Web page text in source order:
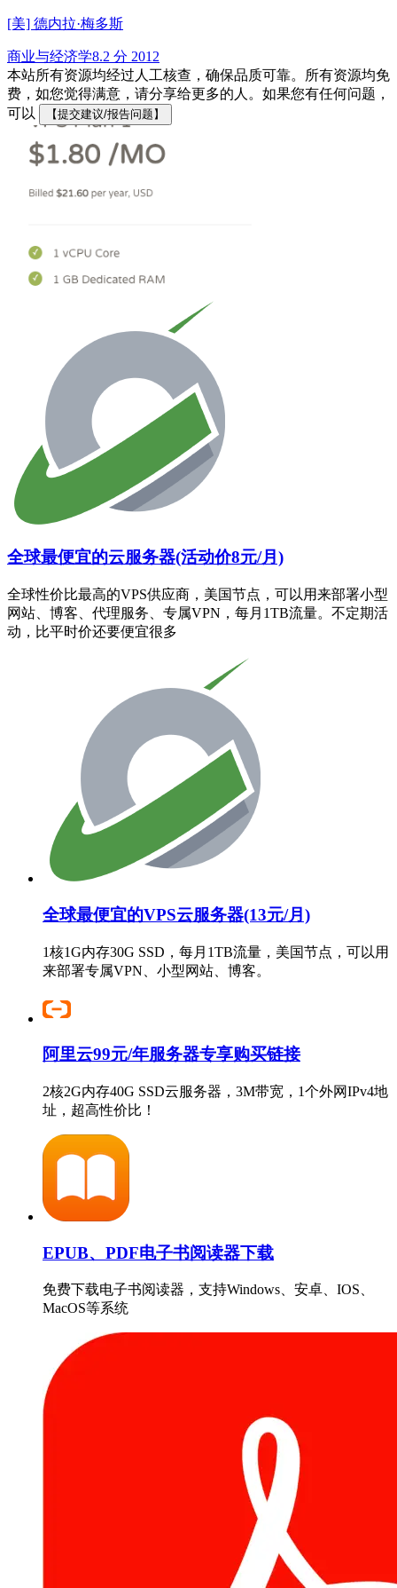
[美] 德内拉·梅多斯
商业与经济学8.2 分 2012
本站所有资源均经过人工核查，确保品质可靠。所有资源均免
费，如您觉得满意，请分享给更多的人。如果您有任何问题，
可以
【提交建议/报告问题】
全球最便宜的云服务器(活动价8元/月)
全球性价比最高的VPS供应商，美国节点，可以用来部署小型
网站、博客、代理服务、专属VPN，每月1TB流量。不定期活
动，比平时价还要便宜很多
全球最便宜的VPS云服务器(13元/月)
1核1G内存30G SSD，每月1TB流量，美国节点，可以用
来部署专属VPN、小型网站、博客。
阿里云99元/年服务器专享购买链接
2核2G内存40G SSD云服务器，3M带宽，1个外网IPv4地
址，超高性价比！
EPUB、PDF电子书阅读器下载
免费下载电子书阅读器，支持Windows、安卓、IOS、
MacOS等系统